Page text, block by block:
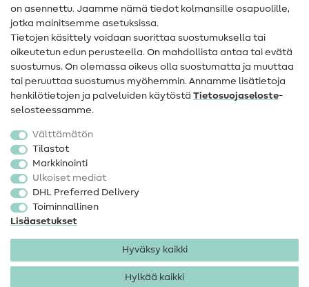
Yhteystiedot
Tietoa omistajanvaihdoksesta
FAQ
Peruutusoikeus
Suosittu
Kankaat
Ompelutarvikkeet
Ale
on asennettu. Jaamme nämä tiedot kolmansille osapuolille,
jotka mainitsemme asetuksissa.
Tietojen käsittely voidaan suorittaa suostumuksella tai
oikeutetun edun perusteella. On mahdollista antaa tai evätä
suostumus. On olemassa oikeus olla suostumatta ja muuttaa
tai peruuttaa suostumus myöhemmin. Annamme lisätietoja
henkilötietojen ja palveluiden käytöstä Tietosuojaseloste-
selosteessamme.
Välttämätön
Tilastot
Markkinointi
Ulkoiset mediat
DHL Preferred Delivery
Toiminnallinen
Lisäasetukset
Hyväksy kaikki
Hylkää kaikki
Tietosuoja Käyttöehdot